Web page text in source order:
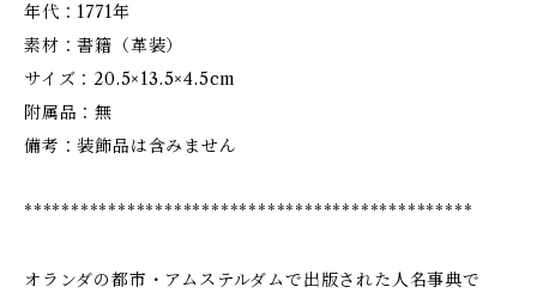
年代：1771年
素材：書籍（革装）
サイズ：20.5×13.5×4.5cm
附属品：無
備考：装飾品は含みません
************************************************
オランダの都市・アムステルダムで出版された人名事典で